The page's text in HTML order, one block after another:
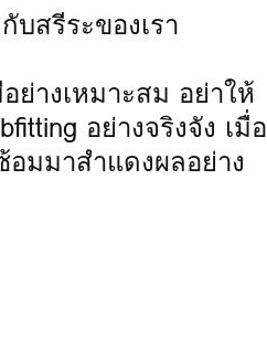
สรีระของเรา
างเหมาะสม อย่าให้
อย่างจริงจัง เมื่อ
มมาสำแดงผลอย่าง